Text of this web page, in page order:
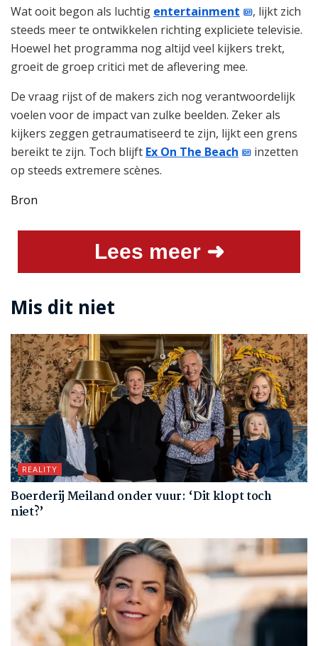
Wat ooit begon als luchtig entertainment
, lijkt zich
steeds meer te ontwikkelen richting expliciete televisie.
Hoewel het programma nog altijd veel kijkers trekt,
groeit de groep critici met de aflevering mee.
De vraag rijst of de makers zich nog verantwoordelijk
voelen voor de impact van zulke beelden. Zeker als
kijkers zeggen getraumatiseerd te zijn, lijkt een grens
bereikt te zijn. Toch blijft Ex On The Beach
inzetten
op steeds extremere scènes.
Bron
Lees meer ➜
Mis dit niet
REALITY
Boerderij Meiland onder vuur: ‘Dit klopt toch
niet?’